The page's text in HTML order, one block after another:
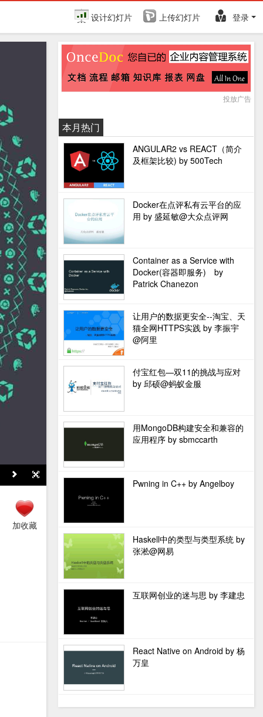
设计幻灯片 上传幻灯片 登录
投放广告
本月热门
ANGULAR2 vs REACT（简介
及框架比较) by 500Tech
Docker在点评私有云平台的应
用 by 盛延敏@大众点评网
Container as a Service with
Docker(容器即服务) by
Patrick Chanezon
让用户的数据更安全--淘宝、天
猫全网HTTPS实践 by 李振宇
@阿里
付宝红包—双11的挑战与应对
by 邱硕@蚂蚁金服
用MongoDB构建安全和兼容的
应用程序 by sbmccarth
Pwning in C++ by Angelboy
Haskell中的类型与类型系统 by
张淞@网易
互联网创业的迷与思 by 李建忠
React Native on Android by 杨
万皇
加收藏